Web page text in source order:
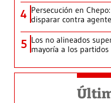
4 Persecución en
disparar contra
5 Los no alineados
mayoría a los